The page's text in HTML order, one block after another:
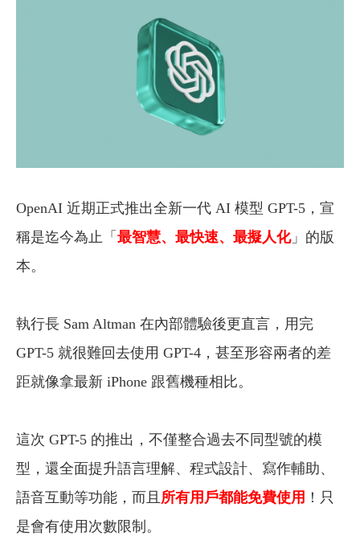
OpenAI 近期正式推出全新一代 AI 模型 GPT-5，宣
稱是迄今為止「 最智慧、最快速、最擬人化」的版
本。
執行長 Sam Altman 在內部體驗後更直言，用完
GPT-5 就很難回去使用 GPT-4，甚至形容兩者的差
距就像拿最新 iPhone 跟舊機種相比。
這次 GPT-5 的推出，不僅整合過去不同型號的模
型，還全面提升語言理解、程式設計、寫作輔助、
語音互動等功能，而且 所有用戶都能免費使用 ！只
是會有使用次數限制。